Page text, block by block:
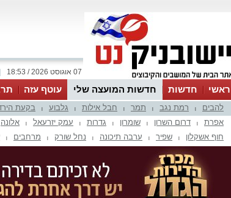
07 אוגוסט 2026 / 18:53
ראשי חדשות חדשות המועצה שלי עוטף עזה
אינדקס עסקים
לוח טיפים והמלצות להבים רמת נגב תמר חבל אילות גלבוע בקעת
אפרת דרום השרון שומרון גדרות עמק יזרעאל אלונה
חוף אשקלון שפיר ערבה תיכונה נחל שורק מרחבים